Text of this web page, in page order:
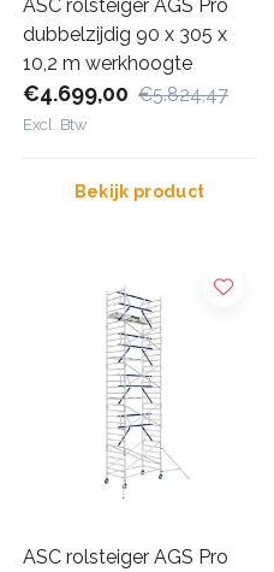
ASC rolsteiger AGS Pro
dubbelzijdig 90 x 305 x
10,2 m werkhoogte
€4.699,00 €5.824,47
Excl. Btw
Bekijk product
ASC rolsteiger AGS Pro